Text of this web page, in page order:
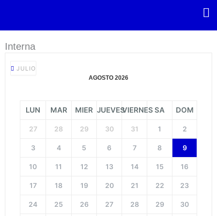
contenido
Interna
JULIO
AGOSTO 2026
LUN MAR MIER JUEVESVIERNES SA DOM
27 28 29 30 31 1 2
3 4 5 6 7 8 9
10 11 12 13 14 15 16
17 18 19 20 21 22 23
24 25 26 27 28 29 30